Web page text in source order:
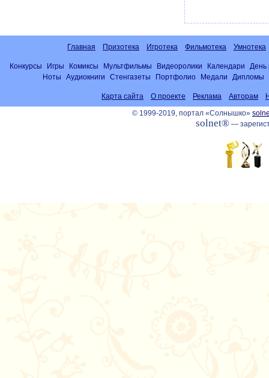
Главная Призотека Игротека Фильмотека Умнотека
Конкурсы Игры Комиксы Мультфильмы Видеоролики Календари
День
Ноты
Аудиокниги Стенгазеты Портфолио Медали Дипломы
Карта сайта О проекте Реклама Авторам
© 1999-2019, портал «Солнышко»
solnet®—